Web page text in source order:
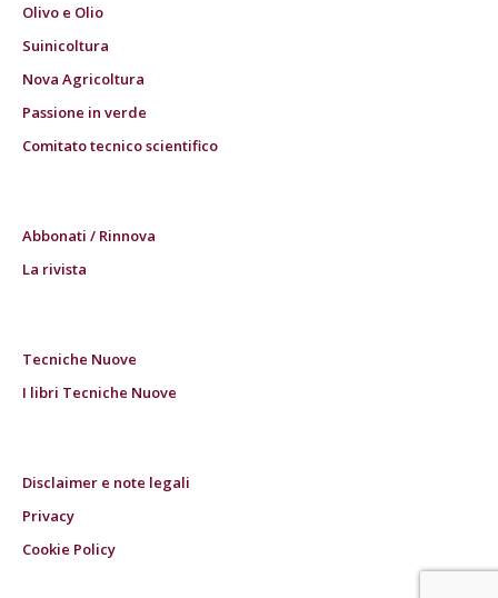
Olivo e Olio
Suinicoltura
Nova Agricoltura
Passione in verde
Comitato tecnico scientifico
Abbonati / Rinnova
La rivista
Tecniche Nuove
I libri Tecniche Nuove
Disclaimer e note legali
Privacy
Cookie Policy